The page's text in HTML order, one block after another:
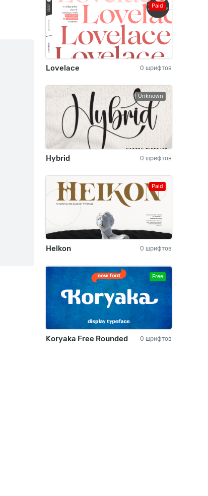
Paid
Lovelace 0 шрифтов
Unknown
Hybrid 0 шрифтов
Paid
Helkon 0 шрифтов
Free
Koryaka Free Rounded 0 шрифтов